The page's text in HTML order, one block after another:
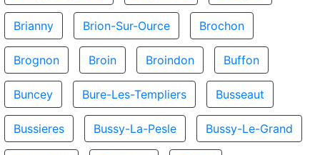
Brianny Brion-Sur-Ource Brochon
Brognon Broin Broindon Buffon
Buncey Bure-Les-Templiers Busseaut
Bussieres Bussy-La-Pesle Bussy-Le-Grand